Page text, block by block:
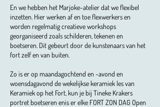
En we hebben het Marjoke-atelier dat we flexibel
inzetten. Hier werken af en toe flexwerkers en
worden regelmatig creatieve workshops
georganiseerd zoals schilderen, tekenen en
boetseren. Dit gebeurt door de kunstenaars van het
fort zelf en van buiten.
Zo is er op maandagochtend en -avond en
woensdagavond de wekelijkse keramiek les van
Keramiek op het Fort, kun je bij Tineke Krakers
portret boetseren enis er elke FORT ZON DAG Open